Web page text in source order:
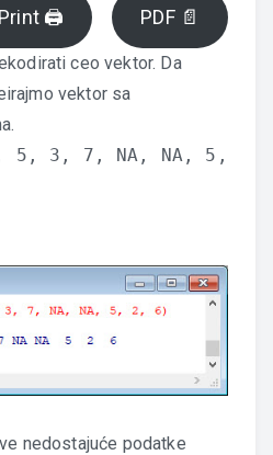
Print 🖨 PDF 📄
ceo vektor. Da
vektor sa
5, 3, 7, NA, NA, 5,
nedostajuće podatke